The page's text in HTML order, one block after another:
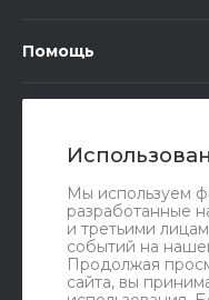
Мы используем
разработанные
и третьими
событий на
Продолжая
сайта, вы
Помощь